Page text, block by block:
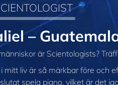
–
är Scientologists?
i mitt liv är så märkbar före och
spela piano, vilket är det